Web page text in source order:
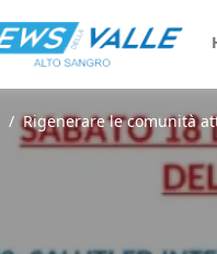
Rigenerare le comunità